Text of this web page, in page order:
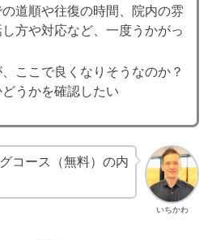
道順や往復の時間、院内の雰
方や対応など、一度うかがっ
ここで良くなりそうなのか？
うかを確認したい
いちかわ
コース（無料）の内